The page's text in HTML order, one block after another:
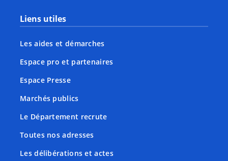
Liens utiles
Les aides et démarches
Espace pro et partenaires
Espace Presse
Marchés publics
Le Département recrute
Toutes nos adresses
Les délibérations et actes